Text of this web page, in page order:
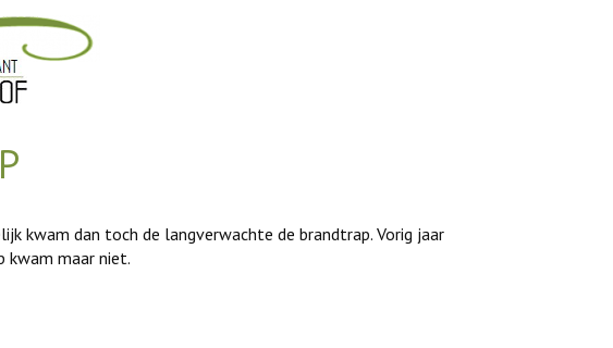
kwam dan toch de langverwachte de brandtrap. Vorig jaar
kwam maar niet.